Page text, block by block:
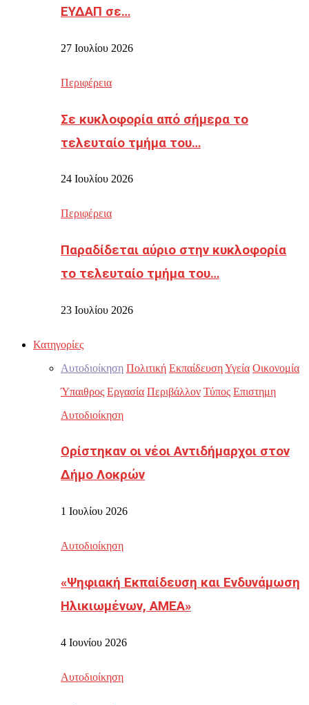
ΕΥΔΑΠ σε…
27 Ιουλίου 2026
Περιφέρεια
Σε κυκλοφορία από σήμερα το
τελευταίο τμήμα του…
24 Ιουλίου 2026
Περιφέρεια
Παραδίδεται αύριο στην κυκλοφορία
το τελευταίο τμήμα του…
23 Ιουλίου 2026
Κατηγορίες
Αυτοδιοίκηση Πολιτική ΕκπαίδευσηΥγεία Οικονομία
Ύπαιθρος Εργασία Περιβάλλον Τύπος Επιστημη
Αυτοδιοίκηση
Ορίστηκαν οι νέοι Αντιδήμαρχοι στον
Δήμο Λοκρών
1 Ιουλίου 2026
Αυτοδιοίκηση
«Ψηφιακή Εκπαίδευση και Ενδυνάμωση
Ηλικιωμένων, ΑΜΕΑ»
4 Ιουνίου 2026
Αυτοδιοίκηση